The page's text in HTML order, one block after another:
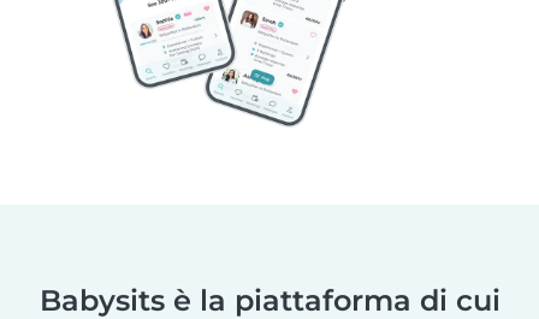
Babysits è la piattaforma di cui